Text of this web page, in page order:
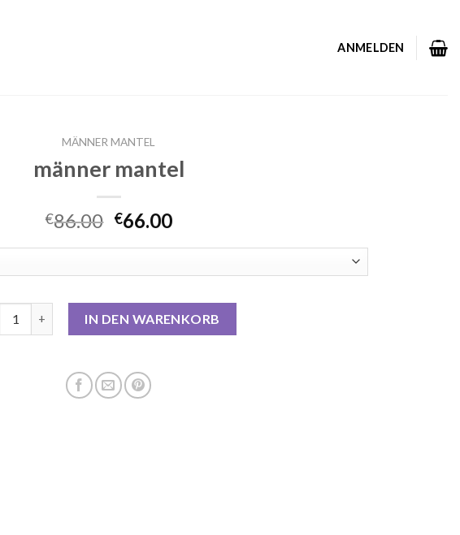
ANMELDEN
MÄNNER MANTEL
männer mantel
€86.00 €66.00
IN DEN WARENKORB